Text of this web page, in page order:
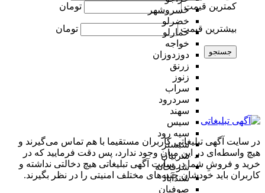
خسروشهر
خضرلو
خمارلو
خواجه
دوزدوزان
زرنق
زنوز
سراب
سردرود
سهند
سیس
سیه رود
شبستر
شربیان
شرفخانه
شندآباد
صوفیان
کمترین قیمت
تومان
بیشترین قیمت تومان
جستجو
در سایت آگهی تبلیغاتی کاربران مستقیما با هم تماس می‌گیرند و
هیچ واسطه‌ای در این میان وجود ندارد، پس دقت فرمایید که در
خرید و فروشِ شما در سایت آگهی تبلیغاتی هیچ دخالتی نداشته و
کاربران باید خودشان جنبه‌های مختلف امنیتی را در نظر بگیرند.